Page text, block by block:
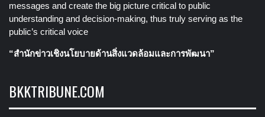
messages and create the big picture critical to public
understanding and decision-making, thus truly serving as the
public’s critical voice
“สำนักข่าวเชิงนโยบายด้านสิ่งแวดล้อมและการพัฒนา”
BKKTRIBUNE.COM